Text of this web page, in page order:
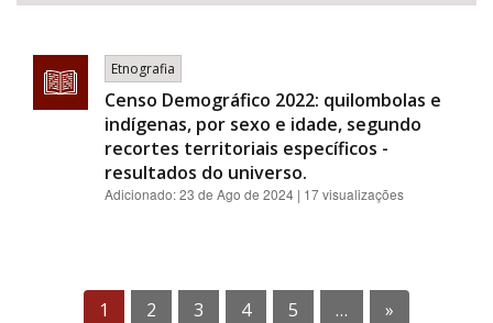
Etnografia
Censo Demográfico 2022: quilombolas e
indígenas, por sexo e idade, segundo
recortes territoriais específicos -
resultados do universo.
Adicionado:23 de Ago de 2024 | 17 visualizações
1 2 3 4 5 … »